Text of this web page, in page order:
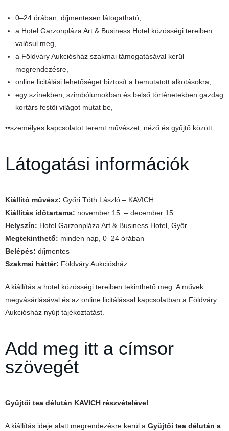
0–24 órában, díjmentesen látogatható,
a Hotel Garzonpláza Art & Business Hotel közösségi tereiben
valósul meg,
a Földváry Aukciósház szakmai támogatásával kerül
megrendezésre,
online licitálási lehetőséget biztosít a bemutatott alkotásokra,
egy színekben, szimbólumokban és belső történetekben gazdag
kortárs festői világot mutat be,
••személyes kapcsolatot teremt művészet, néző és gyűjtő között.
Látogatási információk
Kiállító művész: Győri Tóth László – KAVICH
Kiállítás időtartama: november 15. – december 15.
Helyszín: Hotel Garzonpláza Art & Business Hotel, Győr
Megtekinthető: minden nap, 0–24 órában
Belépés: díjmentes
Szakmai háttér: Földváry Aukciósház
A kiállítás a hotel közösségi tereiben tekinthető meg. A művek
megvásárlásával és az online licitálással kapcsolatban a Földváry
Aukciósház nyújt tájékoztatást.
Add meg itt a címsor
szövegét
Gyűjtői tea délután KAVICH részvételével
A kiállítás ideje alatt megrendezésre kerül a Gyűjtői tea délután a